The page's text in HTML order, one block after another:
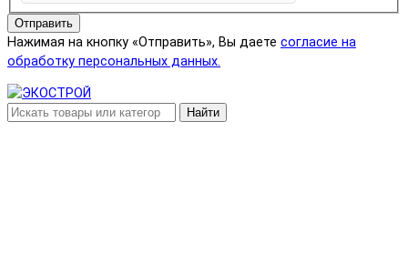
Отправить
Нажимая на кнопку «Отправить», Вы даете согласие на
обработку персональных данных.
Найти